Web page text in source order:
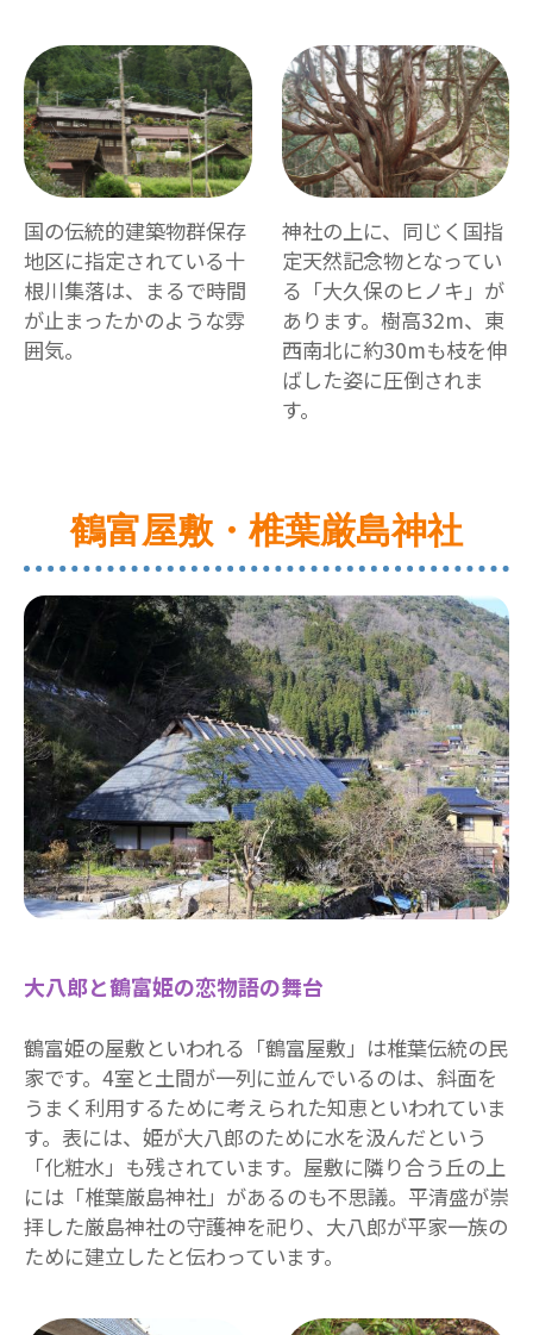
国の伝統的建築物群保存
地区に指定されている十
根川集落は、まるで時間
が止まったかのような雰
囲気。
神社の上に、同じく国指
定天然記念物となってい
る「大久保のヒノキ」が
あります。樹高32m、東
西南北に約30mも枝を伸
ばした姿に圧倒されま
す。
鶴富屋敷・椎葉厳島神社
大八郎と鶴富姫の恋物語の舞台
鶴富姫の屋敷といわれる「鶴富屋敷」は椎葉伝統の民
家です。4室と土間が一列に並んでいるのは、斜面を
うまく利用するために考えられた知恵といわれていま
す。表には、姫が大八郎のために水を汲んだという
「化粧水」も残されています。屋敷に隣り合う丘の上
には「椎葉厳島神社」があるのも不思議。平清盛が崇
拝した厳島神社の守護神を祀り、大八郎が平家一族の
ために建立したと伝わっています。